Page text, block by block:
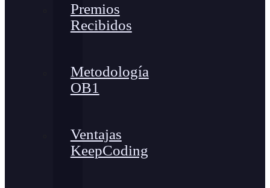
Premios
Recibidos
Metodología
OB1
Ventajas
KeepCoding